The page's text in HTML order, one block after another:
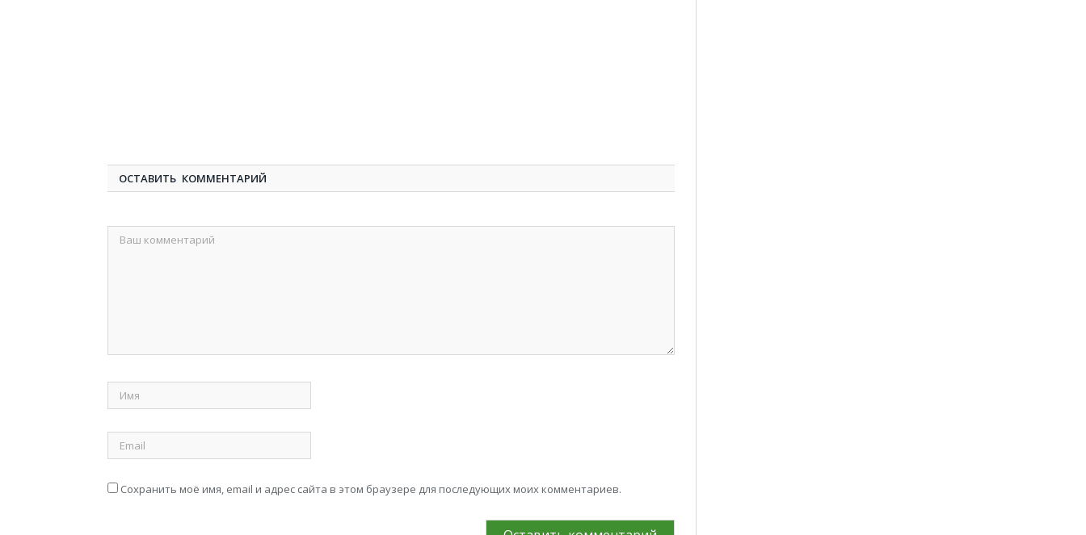
ОСТАВИТЬ КОММЕНТАРИЙ
Сохранить моё имя, email и адрес сайта в этом браузере для последующих моих комментариев.